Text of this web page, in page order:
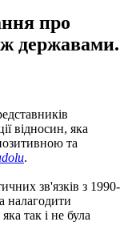
про
державами.
відносин, яка
та
.
зв'язків з 1990-
налагодити
так і не була